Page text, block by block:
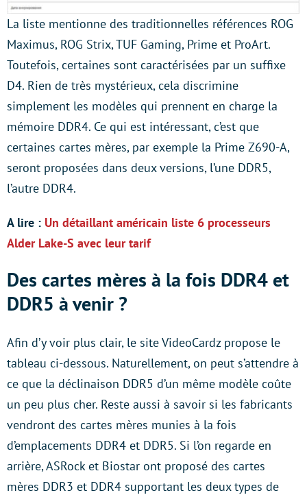
La liste mentionne des traditionnelles références ROG
Maximus, ROG Strix, TUF Gaming, Prime et ProArt.
Toutefois, certaines sont caractérisées par un suffixe
D4. Rien de très mystérieux, cela discrimine
simplement les modèles qui prennent en charge la
mémoire DDR4. Ce qui est intéressant, c’est que
certaines cartes mères, par exemple la Prime Z690-A,
seront proposées dans deux versions, l’une DDR5,
l’autre DDR4.
A lire : Un détaillant américain liste 6 processeurs
Alder Lake-S avec leur tarif
Des cartes mères à la fois DDR4 et
DDR5 à venir ?
Afin d’y voir plus clair, le site VideoCardz propose le
tableau ci-dessous. Naturellement, on peut s’attendre à
ce que la déclinaison DDR5 d’un même modèle coûte
un peu plus cher. Reste aussi à savoir si les fabricants
vendront des cartes mères munies à la fois
d’emplacements DDR4 et DDR5. Si l’on regarde en
arrière, ASRock et Biostar ont proposé des cartes
mères DDR3 et DDR4 supportant les deux types de